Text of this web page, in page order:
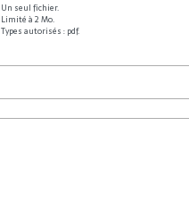
Un seul fichier.
Limité à 2 Mo.
Types autorisés : pdf.